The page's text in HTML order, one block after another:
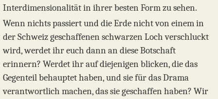
Interdimensionalität in ihrer besten Form zu sehen.
Wenn nichts passiert und die Erde nicht von einem in
der Schweiz geschaffenen schwarzen Loch verschluckt
wird, werdet ihr euch dann an diese Botschaft
erinnern? Werdet ihr auf diejenigen blicken, die das
Gegenteil behauptet haben, und sie für das Drama
verantwortlich machen, das sie geschaffen haben? Wir